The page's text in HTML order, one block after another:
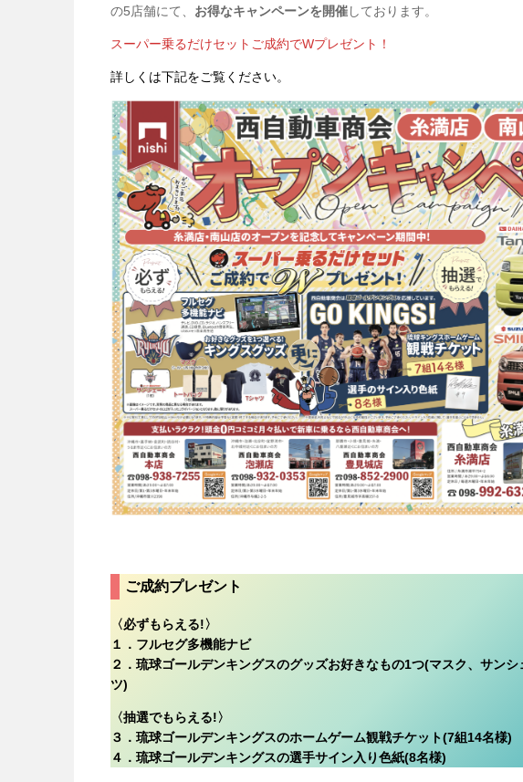
の5店舗にて、 お得なキャンペーンを開催しております。
スーパー乗るだけセットご成約でWプレゼント！
詳しくは下記をご覧ください。
ご成約プレゼント
〈必ずもらえる!〉
１．フルセグ多機能ナビ
２．琉球ゴールデンキングスのグッズお好きなもの1つ(マスク、サン
ツ)
〈抽選でもらえる!〉
３．琉球ゴールデンキングスのホームゲーム観戦チケット(7組14名様)
４．琉球ゴールデンキングスの選手サイン入り色紙(8名様)